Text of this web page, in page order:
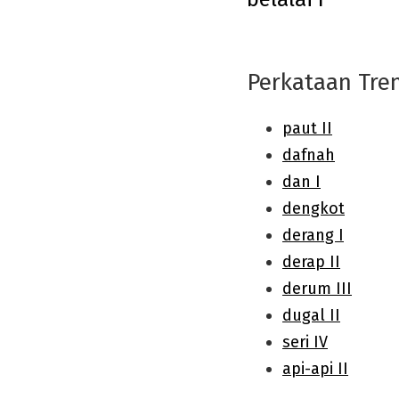
Perkataan